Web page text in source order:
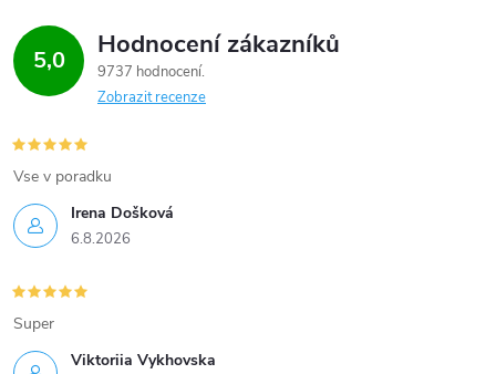
5,0 Hodnocení zákazníků
9737 hodnocení
Zobrazit recenze
Irena Došková
6.8.2026
Vse v poradku
Viktoriia Vykhovska
Super